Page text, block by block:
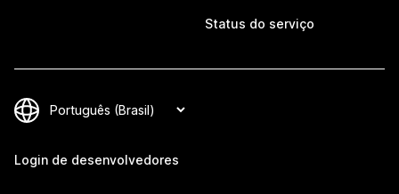
Status do serviço
Login de desenvolvedores